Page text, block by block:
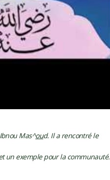
Mas^oud. Il a rencontré le
un exemple pour la communauté.